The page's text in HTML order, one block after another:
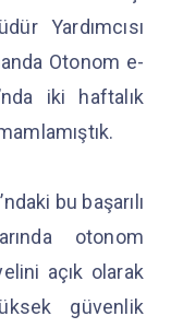
Yardımcısı
Otonom e-
iki haftalık
bu başarılı
otonom
açık olarak
güvenlik